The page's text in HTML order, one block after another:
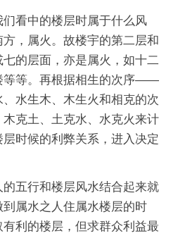
看中的楼层时属于什么风
，属火。故楼宇的第二层和
的层面，亦是属火，如十二
等等。再根据相生的次序——
水生木、木生火和相克的次
克土、土克水、水克火来计
时候的利弊关系，进入决定
五行和楼层风水结合起来就
属水之人住属水楼层的时
利的楼层，但求群众利益最